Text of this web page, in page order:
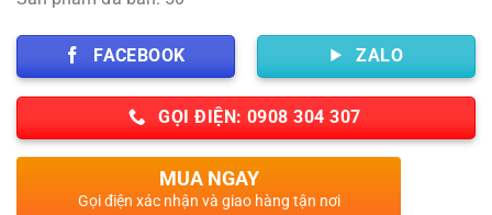
FACEBOOK ZALO
GỌI ĐIỆN: 0908 304 307
MUA NGAY
Gọi điện xác nhận và giao hàng tận nơi